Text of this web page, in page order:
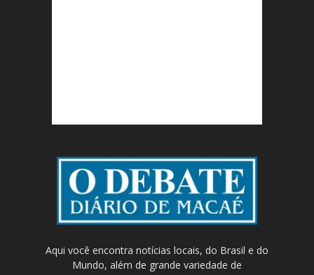
Aqui você encontra notícias locais, do Brasil e do
Mundo, além de grande variedade de